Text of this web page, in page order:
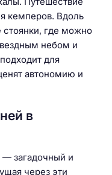
кемперов. Вдоль
где можно
небом и
для
автономию и
в
— загадочный и
через эти